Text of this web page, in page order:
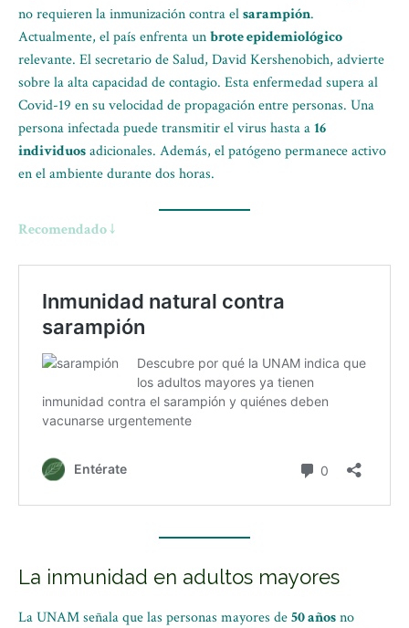
no requieren la inmunización contra elsarampión.
Actualmente, el país enfrenta unbrote epidemiológico
relevante. El secretario de Salud, David Kershenobich, advierte
sobre la alta capacidad de contagio. Esta enfermedad supera al
Covid-19 en su velocidad de propagación entre personas. Una
persona infectada puede transmitir el virus hasta a16
individuosadicionales. Además, el patógeno permanece activo
en el ambiente durante dos horas.
Recomendado ↓
La inmunidad en adultos mayores
La UNAM señala que las personas mayores de50 añosno